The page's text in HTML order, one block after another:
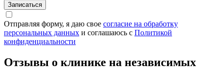
Записаться
Отправляя форму, я даю свое согласие на обработку
персональных данных и соглашаюсь c Политикой
конфиденциальности
Отзывы о клинике на независимых